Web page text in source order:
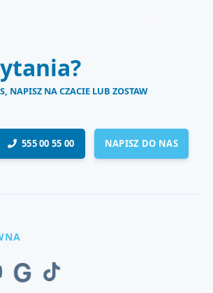
NAPISZ NA CZACIE LUB ZOSTAW
555 00 55 00 NAPISZ DO NAS